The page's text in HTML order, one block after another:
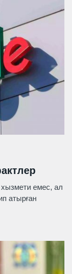
емес, ал
атырған